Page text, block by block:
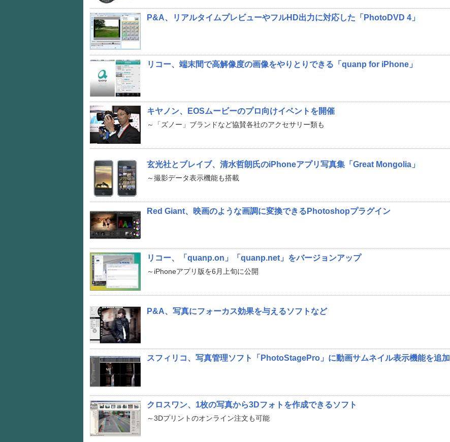
P&A、リアルタイムプレビューやフルHD出力に対応した「PhotoDVD 4」
リコー、端末間で高解像度の画像をやりとりできる「quanp for iPhone」
キヤノン、EOSムービーのプロ向けイベントを開催
～「ズノー」ブランドなど協賛各社のアクセサリー類も
玄光社とブレイブ、清水哲朗氏のiPhoneアプリ写真集「Great Mongolia」
～撮影データ表示機能も搭載
Red Giant、映画のような画調に変換できるPhotoshopプラグイン
リコー、「quanp.on」「quanp.net」をバージョンアップ
～iPhoneアプリ版を6月上旬に公開
P&A、写真にフォーカス効果を与えるソフトなど
スフィリコ、写真管理ソフト「PhotoStagePro」に動画サムネイル表示機能を追加
クロスワン、1枚の写真から3Dフォトを作成できるソフト
～3Dプリントのオンライン注文も可能